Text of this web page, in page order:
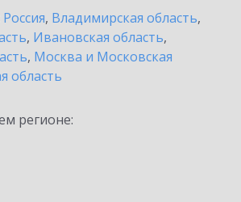
Россия, Владимирская область,
, Ивановская область,
, Москва и Московская
область
регионе: